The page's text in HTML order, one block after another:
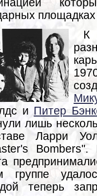
К
и Питер
лишь
Ларри
Bombers".
группе
теперь